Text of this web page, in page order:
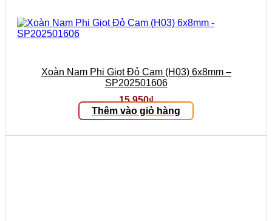
Xoàn Nam Phi Giọt Đỏ Cam (H03) 6x8mm –
SP202501606
15.950₫
Thêm vào giỏ hàng